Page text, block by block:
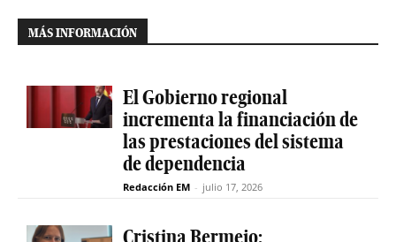
MÁS INFORMACIÓN
El Gobierno regional
incrementa la financiación de
las prestaciones del sistema
de dependencia
Redacción EM - julio 17, 2026
Cristina Bermejo: